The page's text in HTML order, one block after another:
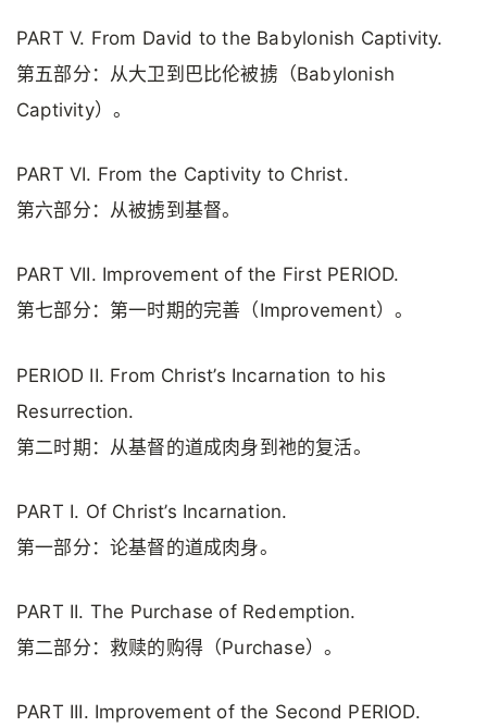
PART V. From David to the Babylonish Captivity.
第五部分：从大卫到巴比伦被掳（Babylonish
Captivity）。
PART VI. From the Captivity to Christ.
第六部分：从被掳到基督。
PART VII. Improvement of the First PERIOD.
第七部分：第一时期的完善（Improvement）。
PERIOD II. From Christ’s Incarnation to his
Resurrection.
第二时期：从基督的道成肉身到祂的复活。
PART I. Of Christ’s Incarnation.
第一部分：论基督的道成肉身。
PART II. The Purchase of Redemption.
第二部分：救赎的购得（Purchase）。
PART III. Improvement of the Second PERIOD.